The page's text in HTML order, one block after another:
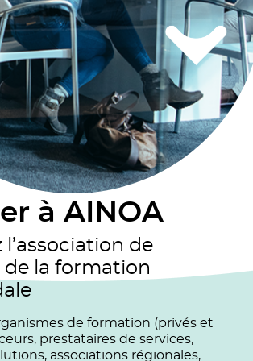
à AINOA
l’association de
de la formation
de formation (privés et
prestataires de services,
associations régionales,